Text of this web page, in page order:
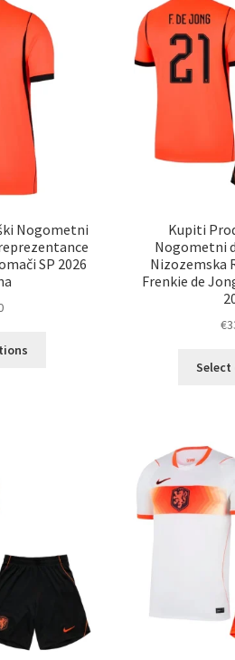
Nogometni
SP 2026
Kupiti
Nogometni
Nizozemska
Frenkie de
€